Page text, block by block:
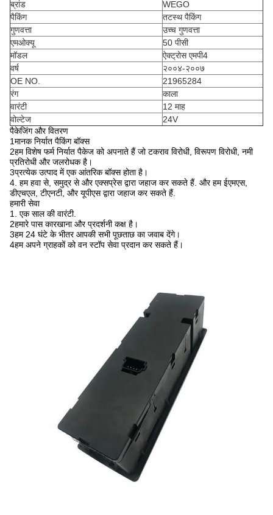
ब्रांड
WEGO
पैकिंग
तटस्थ पैकिंग
गुणवत्ता
उच्च गुणवत्ता
एमओक्यू
50 पीसी
मॉडल
ऐक्ट्रोस एमपी4
वर्ष
२००४-२००७
OE NO.
21965284
रंग
काला
वारंटी
12 माह
वोल्टेज
24V
पैकेजिंग और वितरण
1मानक निर्यात पैकिंग बॉक्स
2हम विशेष फर्म निर्यात पैकेज को अपनाते हैं जो टकराव विरोधी, विरूपण विरोधी, नमी
प्रतिरोधी और जलरोधक है।
3प्रत्येक उत्पाद में एक आंतरिक बॉक्स होता है।
4. हम हवा से, समुद्र से और एक्सप्रेस द्वारा जहाज कर सकते हैं. और हम ईएमएस,
डीएचएल, टीएनटी, और यूपीएस द्वारा जहाज कर सकते हैं.
हमारी सेवा
1. एक साल की वारंटी.
2हमारे पास कारखाना और प्रदर्शनी कक्ष है।
3हम 24 घंटे के भीतर आपकी सभी पूछताछ का जवाब देंगे।
4हम अपने ग्राहकों को वन स्टॉप सेवा प्रदान कर सकते हैं।